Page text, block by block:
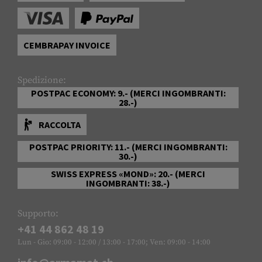
CEMBRAPAY INVOICE
Spedizione:
POSTPAC ECONOMY: 9.- (MERCI INGOMBRANTI:
28.-)
RACCOLTA
POSTPAC PRIORITY: 11.- (MERCI INGOMBRANTI:
30.-)
SWISS EXPRESS «MOND»: 20.- (MERCI
INGOMBRANTI: 38.-)
Supporto:
+41 44 862 48 19
Lun - Gio: 09:00 - 12:00 / 13:00 - 17:00; Ven: 09:00 - 14:00